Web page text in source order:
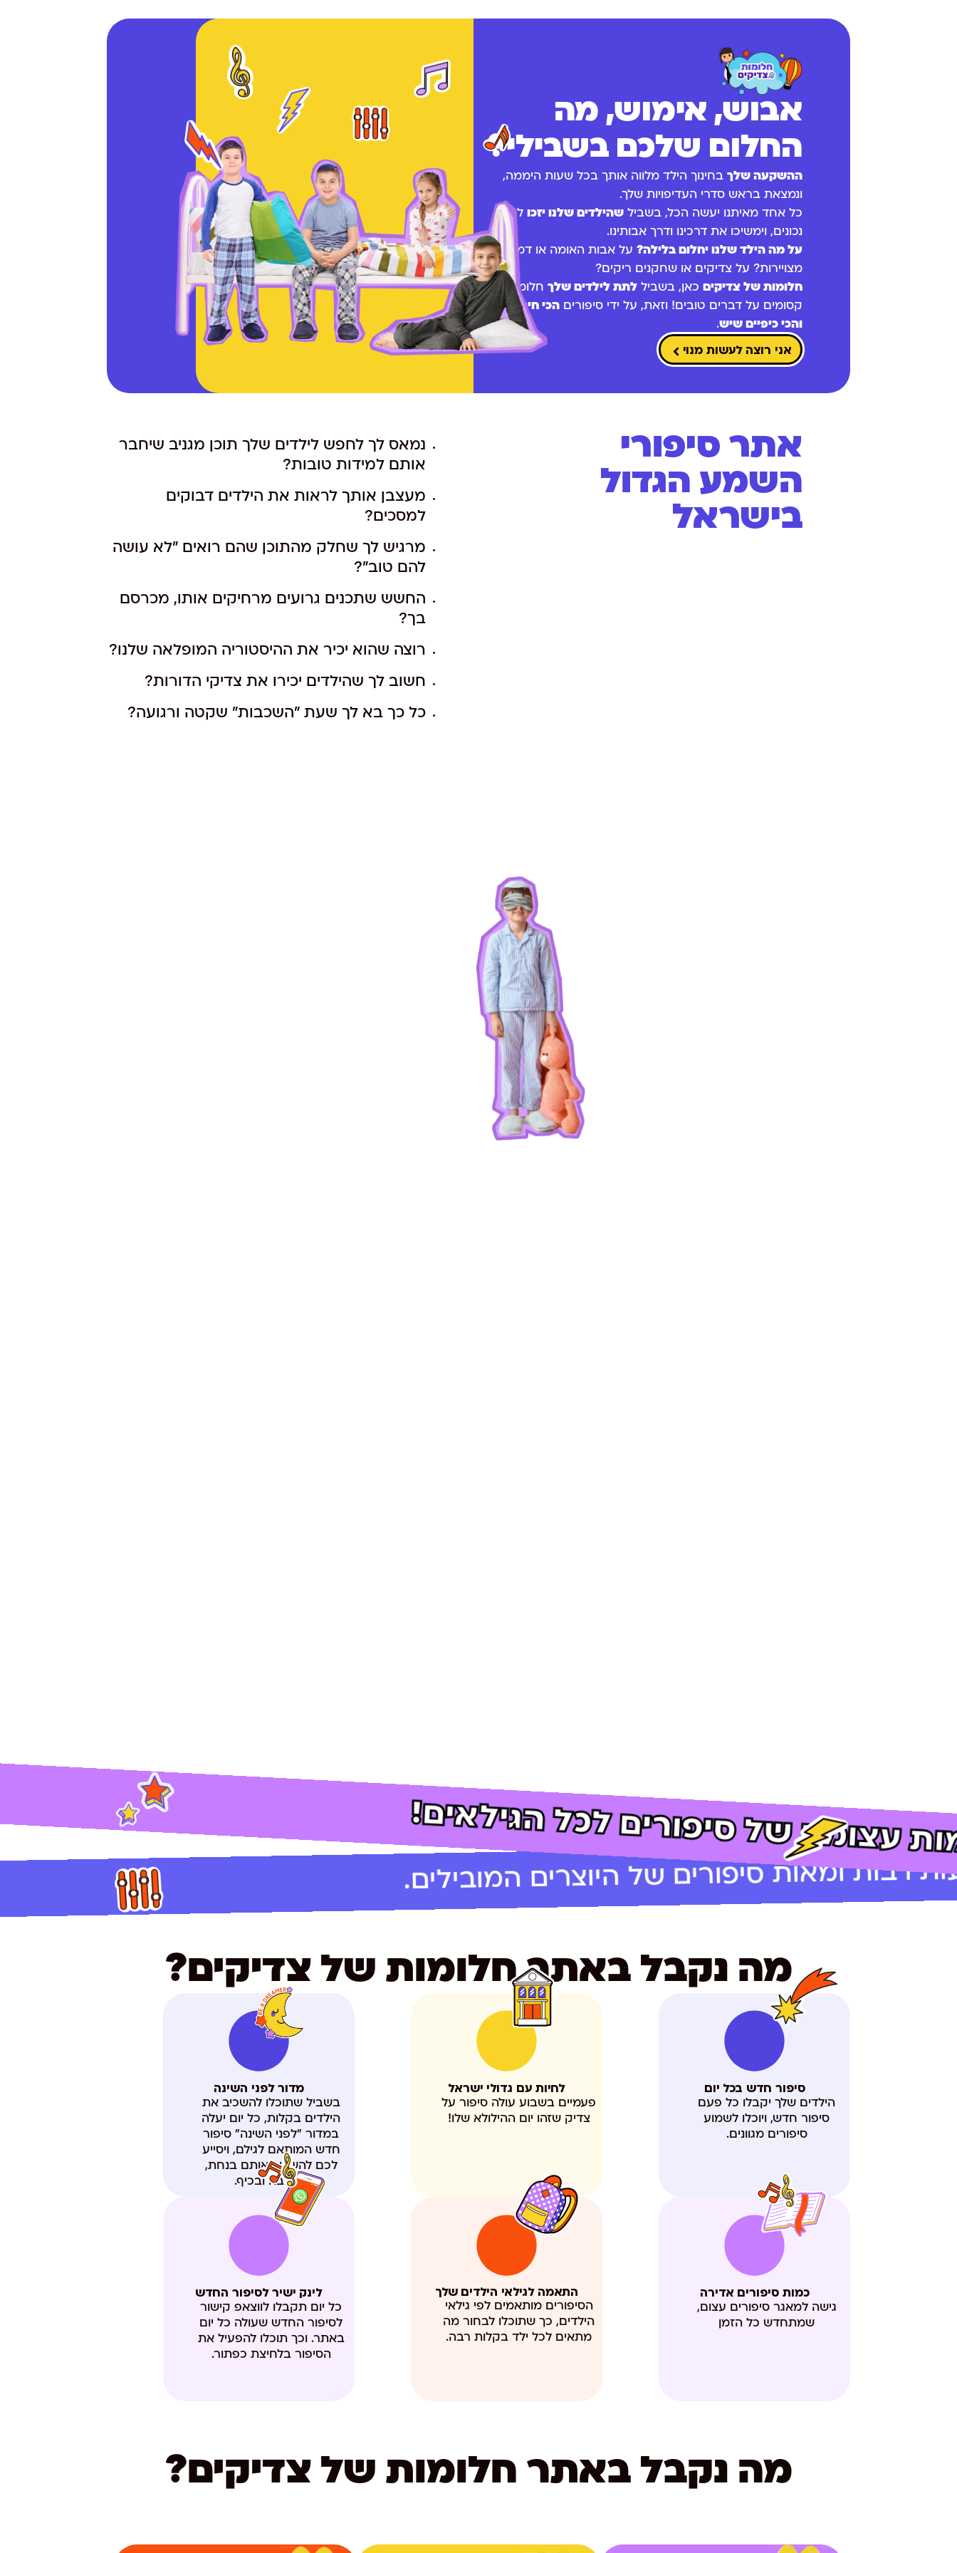
אבוש, אימוש, מה
החלום שלכם בשבילי?
ההשקעה שלך בחינוך הילד מלווה אותך בכל שעות היממה,
ונמצאת בראש סדרי העדיפויות שלך.
כל אחד מאיתנו יעשה הכל, בשבילשהילדים שלנו יזכו
לחיים
נכונים, וימשיכו את דרכינו ודרך אבותינו.
על מה הילד שלנו יחלום בלילה? על אבות האומה או דמויות
מצויירות? על צדיקים או שחקנים ריקים?
חלומות של צדיקים
כאן, בשביללתת לילדים שלך חלומות
קסומים על דברים טובים! וזאת, על ידי סיפוריםהכי חינוכיים
והכי כיפיים שיש.
אני רוצה לעשות מנוי
אתר סיפורי
השמע הגדול
בישראל
נמאס לך לחפש לילדים שלך תוכן מגניב שיחבר
אותם למידות טובות?
מעצבן אותך לראות את הילדים דבוקים
למסכים?
מרגיש לך שחלק מהתוכן שהם רואים "לא עושה
להם טוב"?
החשש שתכנים גרועים מרחיקים אותו, מכרסם
בך?
רוצה שהוא יכיר את ההיסטוריה המופלאה שלנו?
חשוב לך שהילדים יכירו את צדיקי הדורות?
כל כך בא לך שעת "השכבות" שקטה ורגועה?
עצומה של סיפורים לכל הגילאים!
רבות ומאות סיפורים של היוצרים המובילים.
מה נקבל באתר חלומות של צדיקים?
סיפור חדש בכל יום
הילדים שלך יקבלו כל פעם
סיפור חדש, ויוכלו לשמוע
סיפורים מגוונים.
כמות סיפורים אדירה
גישה למאגר סיפורים עצום,
שמתחדש כל הזמן
לחיות עם גדולי ישראל
פעמיים בשבוע עולה סיפור על
צדיק שזהו יום ההילולא שלו!
התאמה לגילאי הילדים שלך
הסיפורים מותאמים לפי גילאי
הילדים, כך שתוכלו לבחור מה
מתאים לכל ילד בקלות רבה.
מדור לפני השינה
בשביל שתוכלו להשכיב את
הילדים בקלות, כל יום יעלה
במדור "לפני השינה" סיפור
חדש המותאם לגילם, ויסייע
לכם להשכיב אותם בנחת,
באהבה ובכיף.​
לינק ישיר לסיפור החדש
כל יום תקבלו לווצאפ קישור
לסיפור החדש שעולה כל יום
באתר. וכך תוכלו להפעיל את
הסיפור בלחיצת כפתור.
מה נקבל באתר חלומות של צדיקים?